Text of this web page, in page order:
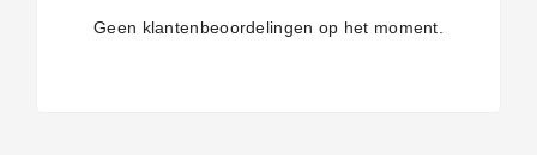
Geen klantenbeoordelingen op het moment.